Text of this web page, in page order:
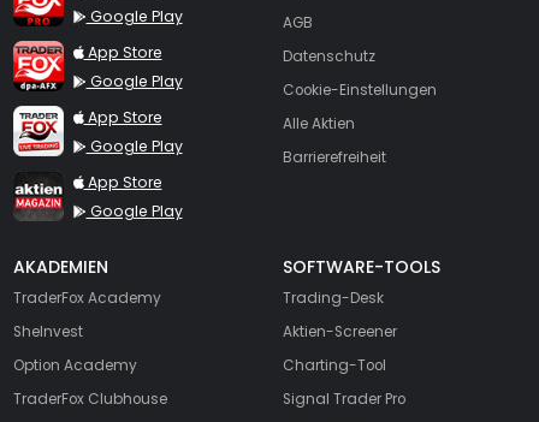
Google Play
TraderFox dpa-AFX ProFeed
App Store
Google Play
TraderFox Live Trading
App Store
Google Play
TraderFox aktien Magazin
App Store
Google Play
AGB
Datenschutz
Cookie-Einstellungen
Alle Aktien
Barrierefreiheit
AKADEMIEN
TraderFox Academy
SheInvest
Option Academy
TraderFox Clubhouse
SOFTWARE-TOOLS
Trading-Desk
Aktien-Screener
Charting-Tool
Signal Trader Pro